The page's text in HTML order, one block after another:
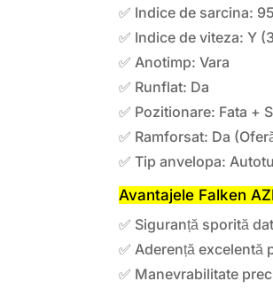
✅ Indice de sarcina:
✅ Indice de viteza: Y
✅ Anotimp: Vara
✅ Runflat: Da
✅ Pozitionare: Fata +
✅ Ramforsat: Da
✅ Tip anvelopa:
Avantajele Falken
✅ Siguranță sporită
✅ Aderență excelentă
✅ Manevrabilitate